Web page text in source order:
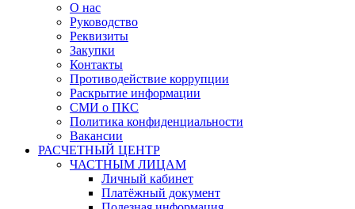
О нас
Руководство
Реквизиты
Закупки
Контакты
Противодействие коррупции
Раскрытие информации
СМИ о ПКС
Политика конфиденциальности
Вакансии
РАСЧЕТНЫЙ ЦЕНТР
ЧАСТНЫМ ЛИЦАМ
Личный кабинет
Платёжный документ